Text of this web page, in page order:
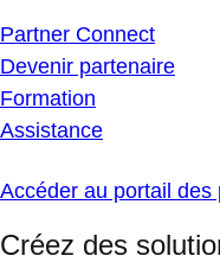
Partner Connect
Devenir partenaire
Formation
Assistance
Accéder au portail des
Créez des